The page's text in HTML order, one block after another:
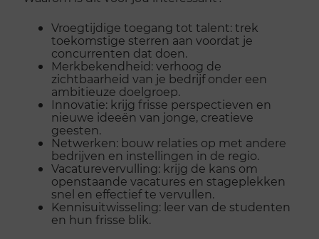
Vroegtijdige toegang tot talent: trek
toekomstige sterren aan voordat je
concurrenten dat doen.
Merkbekendheid: verhoog de
zichtbaarheid van je bedrijf onder een
ambitieuze doelgroep.
Innovatie: krijg frisse perspectieven en
nieuwe ideeën van jonge, creatieve
geesten.
Netwerken: bouw relaties op met andere
bedrijven en instellingen in de regio.
Vacaturevervulling: krijg de kans om
openstaande vacatures en stageplekken
snel en effectief te vervullen.
Kennisuitwisseling: leer van de studenten
en hun frisse blik.